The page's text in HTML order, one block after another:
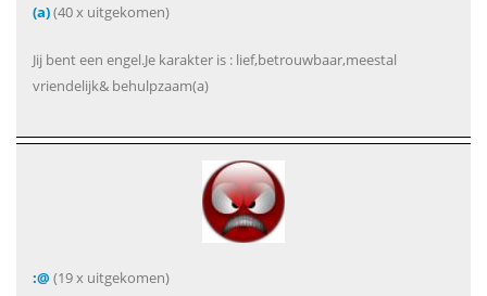
(a)(40 x uitgekomen)
Jij bent een engel.Je karakter is : lief,betrouwbaar,meestal
vriendelijk& behulpzaam(a)
:@ (19 x uitgekomen)